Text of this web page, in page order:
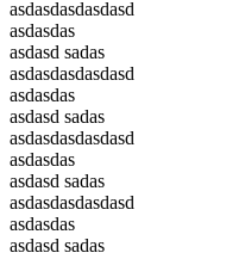
asdasdasdasdasd
asdasdas
asdasd sadas
asdasdasdasdasd
asdasdas
asdasd sadas
asdasdasdasdasd
asdasdas
asdasd sadas
asdasdasdasdasd
asdasdas
asdasd sadas